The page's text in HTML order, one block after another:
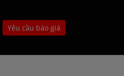
Yêu cầu báo giá